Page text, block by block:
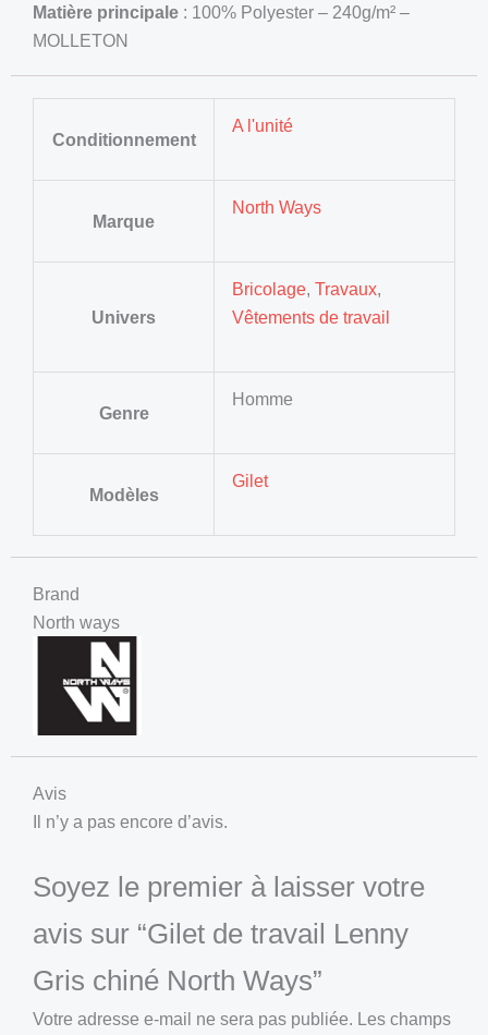
Matière principale : 100% Polyester – 240g/m² –
MOLLETON
Conditionnement
A l'unité
Marque
North Ways
Univers
Bricolage,Travaux,
Vêtements de travail
Genre
Homme
Modèles
Gilet
Brand
North ways
Avis
Il n’y a pas encore d’avis.
Soyez le premier à laisser votre
avis sur “Gilet de travail Lenny
Gris chiné North Ways”
Votre adresse e-mail ne sera pas publiée. Les champs